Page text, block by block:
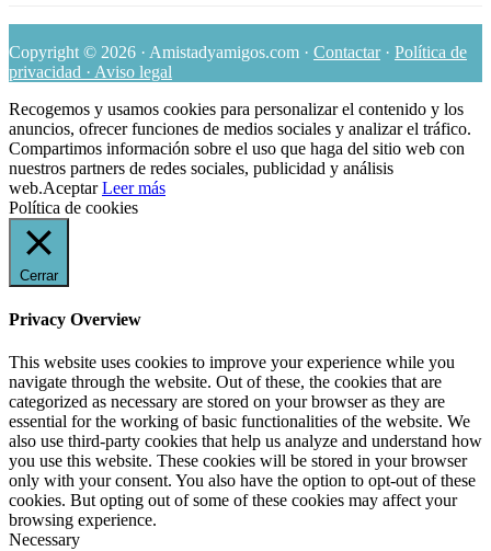
Copyright © 2026 · Amistadyamigos.com · Contactar· Política de
privacidad · Aviso legal
Recogemos y usamos cookies para personalizar el contenido y los
anuncios, ofrecer funciones de medios sociales y analizar el tráfico.
Compartimos información sobre el uso que haga del sitio web con
nuestros partners de redes sociales, publicidad y análisis
web.Aceptar Leer más
Política de cookies
Cerrar
Privacy Overview
This website uses cookies to improve your experience while you
navigate through the website. Out of these, the cookies that are
categorized as necessary are stored on your browser as they are
essential for the working of basic functionalities of the website. We
also use third-party cookies that help us analyze and understand how
you use this website. These cookies will be stored in your browser
only with your consent. You also have the option to opt-out of these
cookies. But opting out of some of these cookies may affect your
browsing experience.
Necessary